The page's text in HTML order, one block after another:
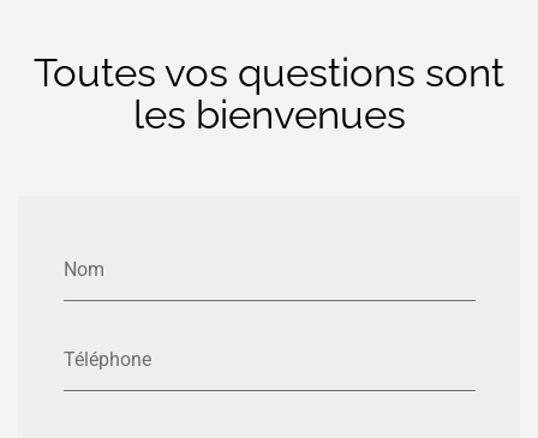
Toutes vos questions sont
les bienvenues
Nom
Téléphone